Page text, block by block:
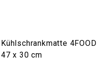
Kühlschrankmatte 4FOOD
47 x 30 cm